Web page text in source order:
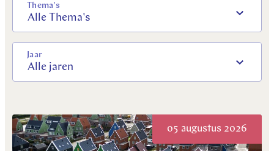
Thema's
Alle Thema's
Jaar
Alle jaren
05 augustus 2026